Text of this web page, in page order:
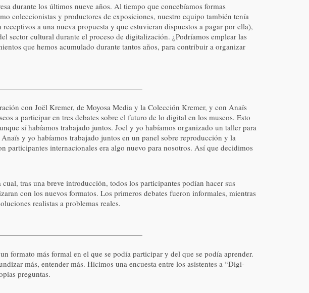
durante los últimos nueve años. Al tiempo que concebíamos formas
coleccionistas y productores de exposiciones, nuestro equipo también tenía
a una nueva propuesta y que estuvieran dispuestos a pagar por ella),
sector cultural durante el proceso de digitalización. ¿Podríamos emplear las
que hemos acumulado durante tantos años, para contribuir a organizar
con Joël Kremer, de Moyosa Media y la Colección Kremer, y con Anaïs
a participar en tres debates sobre el futuro de lo digital en los museos. Esto
sí habíamos trabajado juntos. Joel y yo habíamos organizado un taller para
y yo habíamos trabajado juntos en un panel sobre reproducción y la
internacionales era algo nuevo para nosotros. Así que decidimos
tras una breve introducción, todos los participantes podían hacer sus
con los nuevos formatos. Los primeros debates fueron informales, mientras
realistas a problemas reales.
formato más formal en el que se podía participar y del que se podía aprender.
más, entender más. Hicimos una encuesta entre los asistentes a “Digi-
preguntas.